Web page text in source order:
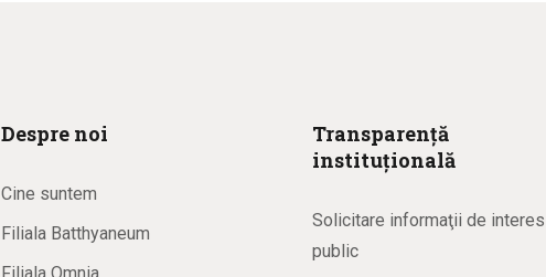
Despre noi
Cine suntem
Filiala Batthyaneum
Transparență
instituțională
Solicitare informaţii de interes
public